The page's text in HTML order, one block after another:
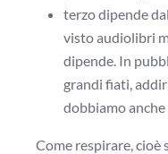
terzo dipende
visto audiolibri
dipende. In
grandi fiati,
dobbiamo anche
Come respirare, cioè